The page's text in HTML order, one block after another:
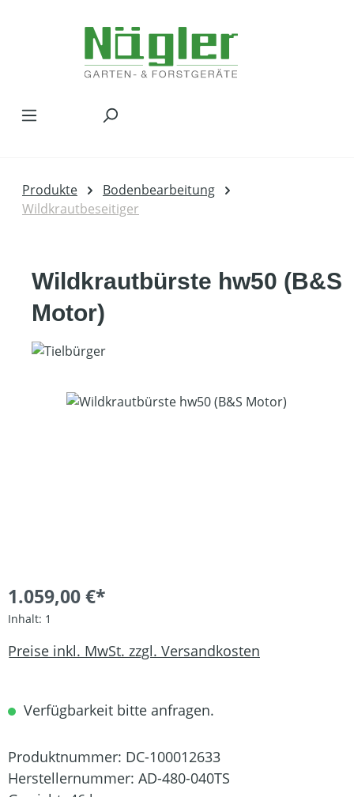
Produkte
Bodenbearbeitung
Wildkrautbeseitiger
Wildkrautbürste hw50 (B&S
Motor)
Bildergalerie überspringen
1.059,00 €*
Inhalt: 1
Preise inkl. MwSt. zzgl. Versandkosten
Verfügbarkeit bitte anfragen.
Produktnummer: DC-100012633
Herstellernummer: AD-480-040TS